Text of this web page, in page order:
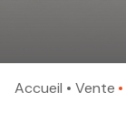
Accueil Vente